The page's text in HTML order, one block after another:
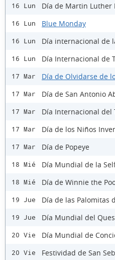
16 Lun Día de Martin Luther
16 Lun Blue Monday
16 Lun Día internacional de
16 Lun Día Internacional de
17 Mar Día de Olvidarse de
17 Mar Día de San Antonio
17 Mar Día Internacional del
17 Mar Día de los Niños
17 Mar Día de Popeye
18 Mié Día Mundial de la
18 Mié Día de Winnie the
19 Jue Día de las Palomitas
19 Jue Día Mundial del
20 Vie Día Mundial de
20 Vie Festividad de San